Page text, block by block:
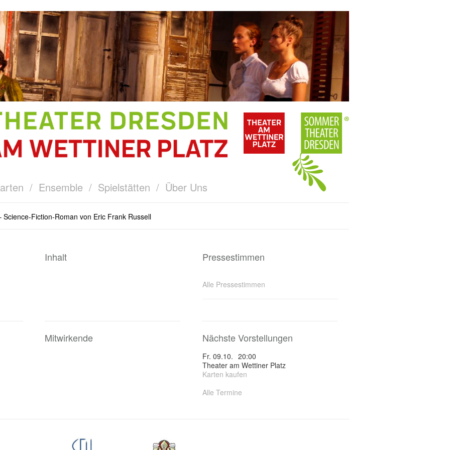
/ Ensemble / Spielstätten / Über Uns
Fiction-Roman von Eric Frank Russell
Inhalt Pressestimmen
Alle Pressestimmen
Mitwirkende Nächste Vorstellungen
Fr. 09.10. 20:00
Theater am Wettiner Platz
Karten kaufen
Alle Termine